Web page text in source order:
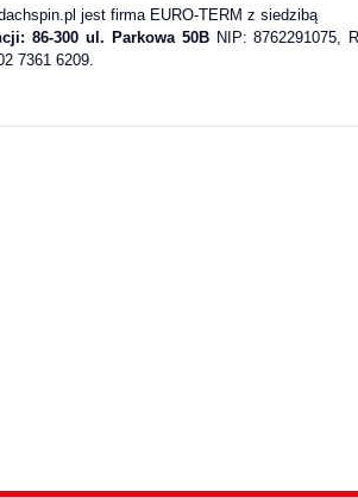
jest firma EURO-TERM z siedzibą
86-300 ul. Parkowa 50BNIP: 8762291075,
7361 6209.